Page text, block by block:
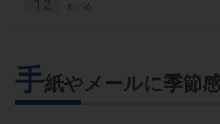
まとめ
手紙やメールに季節